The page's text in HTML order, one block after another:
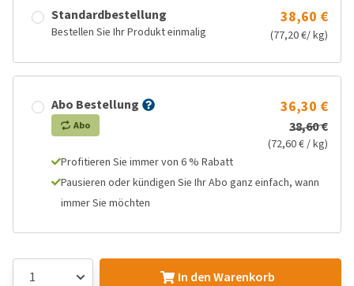
Standardbestellung
Bestellen Sie Ihr Produkt einmalig
38,60 €
(77,20 €/ kg)
Abo Bestellung
Abo
36,30 €
38,60 €
(72,60 € / kg)
Profitieren Sie immer von 6 % Rabatt
Pausieren oder kündigen Sie Ihr Abo ganz einfach, wann
immer Sie möchten
In den Warenkorb